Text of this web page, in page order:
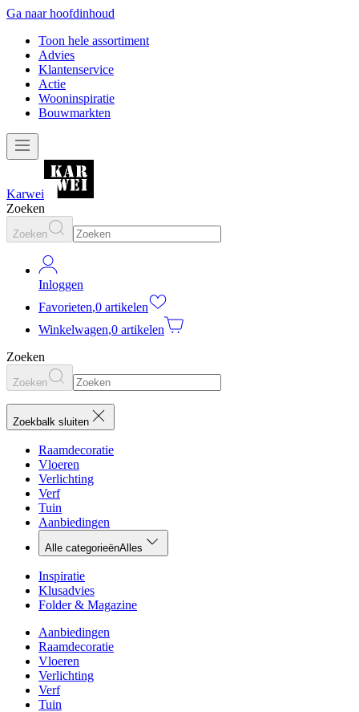
Ga naar hoofdinhoud
Toon hele assortiment
Advies
Klantenservice
Actie
Wooninspiratie
Bouwmarkten
Karwei
Zoeken
Zoeken
Inloggen
Favorieten,0 artikelen
Winkelwagen,0 artikelen
Zoeken
Zoeken
Zoekbalk sluiten
Raamdecoratie
Vloeren
Verlichting
Verf
Tuin
Aanbiedingen
Alle categorieënAlles
Inspiratie
Klusadvies
Folder & Magazine
Aanbiedingen
Raamdecoratie
Vloeren
Verlichting
Verf
Tuin